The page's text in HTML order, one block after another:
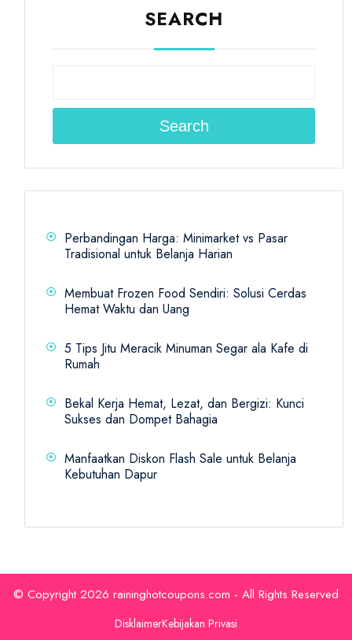
SEARCH
Search
Perbandingan Harga: Minimarket vs Pasar
Tradisional untuk Belanja Harian
Membuat Frozen Food Sendiri: Solusi Cerdas
Hemat Waktu dan Uang
5 Tips Jitu Meracik Minuman Segar ala Kafe di
Rumah
Bekal Kerja Hemat, Lezat, dan Bergizi: Kunci
Sukses dan Dompet Bahagia
Manfaatkan Diskon Flash Sale untuk Belanja
Kebutuhan Dapur
© Copyright 2026 raininghotcoupons.com - All Rights Reserved
DisklaimerKebijakan Privasi